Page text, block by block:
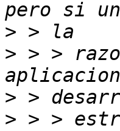
>
> > >
>
> > >